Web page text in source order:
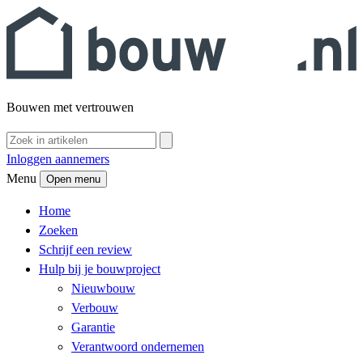
Bouwen met vertrouwen
Inloggen aannemers
Menu
Open menu
Home
Zoeken
Schrijf een review
Hulp bij je bouwproject
Nieuwbouw
Verbouw
Garantie
Verantwoord ondernemen